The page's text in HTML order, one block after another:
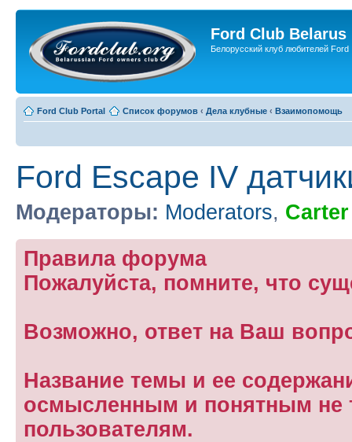
Ford Club Belarus
Белорусский клуб любителей Ford
Ford Club Portal Список форумов ‹ Дела клубные ‹ Взаимопомощь
Ford Escape IV
Модераторы: Moderators, Carter
Правила форума
Пожалуйста, помните, что
Возможно, ответ на Ваш
Название темы и ее
осмысленным и понятным не
пользователям.